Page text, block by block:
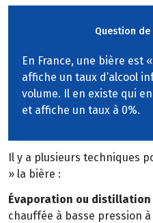
Question
En France, une bière est
affiche un taux d’alcool
volume. Il en existe qui
et affiche un taux à 0%.
Il y a plusieurs techniques
» la bière :
Évaporation ou distillation
chauffée à basse pression